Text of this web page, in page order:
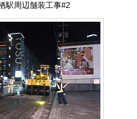
駅周辺舗装工事#2